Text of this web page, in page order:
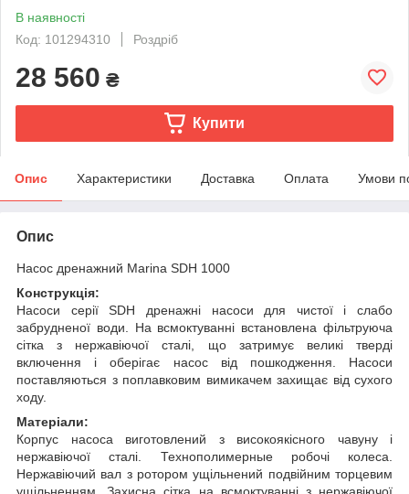
В наявності
Код: 101294310
Роздріб
28 560 ₴
Купити
Опис Характеристики Доставка Оплата Умови
Опис
Насос дренажний Marina SDH 1000
Конструкція:
Насоси серії SDH дренажні насоси для чистої і слабо
забрудненої води. На всмоктуванні встановлена фільтруюча
сітка з нержавіючої сталі, що затримує великі тверді
включення і оберігає насос від пошкодження. Насоси
поставляються з поплавковим вимикачем захищає від сухого
ходу.
Матеріали:
Корпус насоса виготовлений з високоякісного чавуну і
нержавіючої сталі. Технополимерные робочі колеса.
Нержавіючий вал з ротором ущільнений подвійним торцевим
ущільненням. Захисна сітка на всмоктуванні з нержавіючої